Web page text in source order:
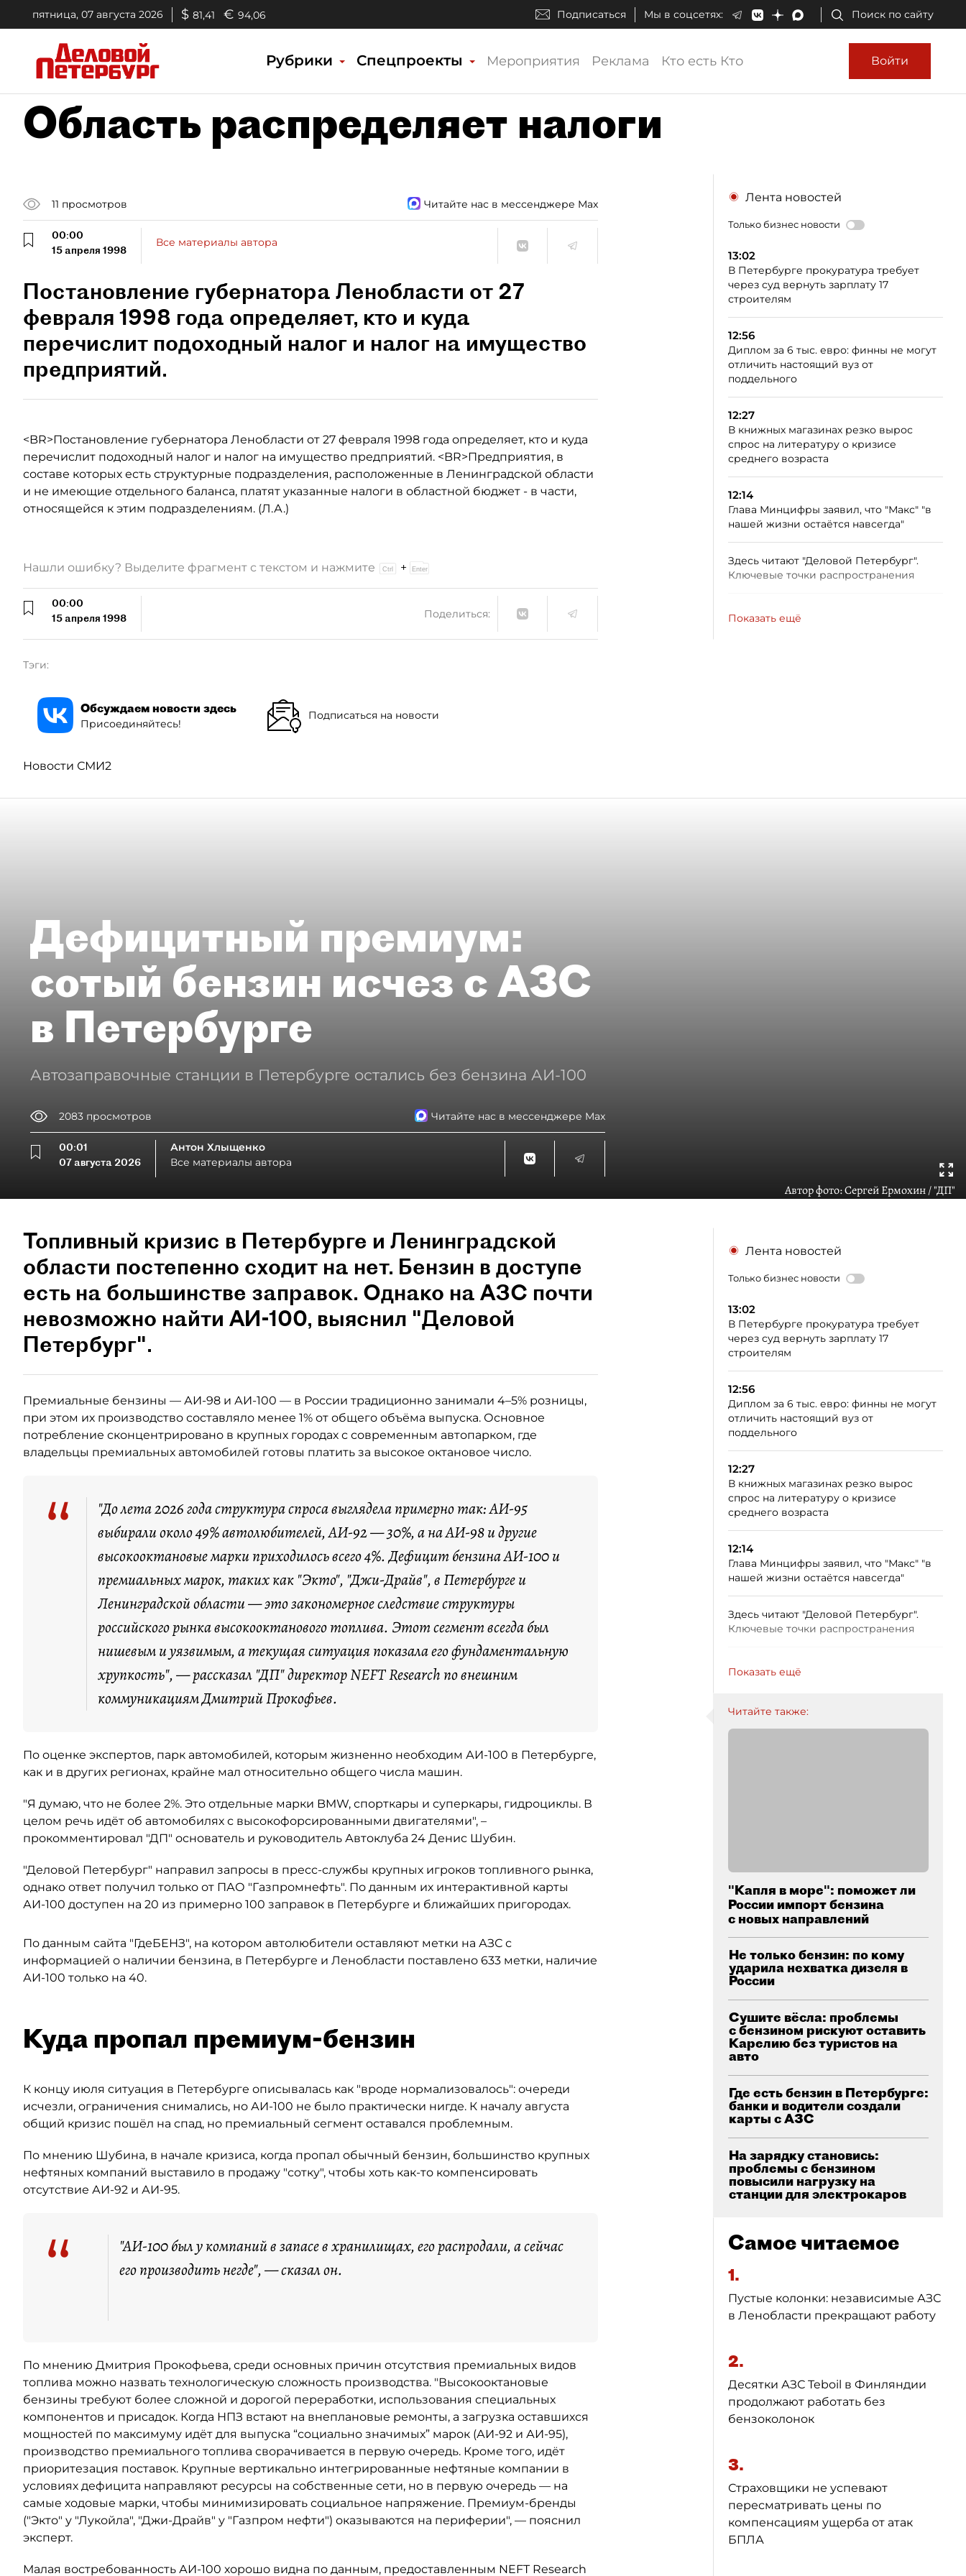
пятница, 07 августа 2026 $ 81,41 € 94,06 Подписаться Мы в соцсетях: Поиск по сайту
Рубрики Спецпроекты Мероприятия Реклама Кто есть Кто Войти
Область распределяет налоги
11 просмотров Читайте нас в мессенджере Max
00:00
15 апреля 1998
Все материалы автора
Постановление губернатора Ленобласти от 27
февраля 1998 года определяет, кто и куда
перечислит подоходный налог и налог на имущество
предприятий.
<BR>Постановление губернатора Ленобласти от 27 февраля 1998 года определяет, кто и куда
перечислит подоходный налог и налог на имущество предприятий. <BR>Предприятия, в
составе которых есть структурные подразделения, расположенные в Ленинградской области
и не имеющие отдельного баланса, платят указанные налоги в областной бюджет - в части,
относящейся к этим подразделениям. (Л.А.)
Лента новостей
Только бизнес новости
13:02
В Петербурге прокуратура требует
через суд вернуть зарплату 17
строителям
12:56
Диплом за 6 тыс. евро: финны не могут
отличить настоящий вуз от
поддельного
12:27
В книжных магазинах резко вырос
спрос на литературу о кризисе
среднего возраста
12:14
Глава Минцифры заявил, что "Макс" "в
нашей жизни остаётся навсегда"
Здесь читают "Деловой Петербург".
Ключевые точки распространения
Показать ещё
Нашли ошибку? Выделите фрагмент с текстом и нажмите +
00:00
15 апреля 1998
Поделиться:
Тэги:
Обсуждаем новости здесь
Присоединяйтесь!
Подписаться на новости
Новости СМИ2
Дефицитный премиум:
сотый бензин исчез с АЗС
в Петербурге
Автозаправочные станции в Петербурге остались без бензина АИ-100
2083 просмотров Читайте нас в мессенджере Max
00:01
07 августа 2026
Антон Хлыщенко
Все материалы автора
Автор фото:Сергей Ермохин / "ДП"
Топливный кризис в Петербурге и Ленинградской
области постепенно сходит на нет. Бензин в доступе
есть на большинстве заправок. Однако на АЗС почти
невозможно найти АИ-100, выяснил "Деловой
Петербург".
Премиальные бензины — АИ-98 и АИ-100 — в России традиционно занимали 4–5% розницы,
при этом их производство составляло менее 1% от общего объёма выпуска. Основное
потребление сконцентрировано в крупных городах с современным автопарком, где
владельцы премиальных автомобилей готовы платить за высокое октановое число.
“
"До лета 2026 года структура спроса выглядела примерно так: АИ-95
выбирали около 49% автолюбителей, АИ-92 — 30%, а на АИ-98 и другие
высокооктановые марки приходилось всего 4%. Дефицит бензина АИ-100 и
премиальных марок, таких как "Экто", "Джи-Драйв", в Петербурге и
Ленинградской области — это закономерное следствие структуры
российского рынка высокооктанового топлива. Этот сегмент всегда был
нишевым и уязвимым, а текущая ситуация показала его фундаментальную
хрупкость", — рассказал "ДП" директор NEFT Research по внешним
коммуникациям Дмитрий Прокофьев.
По оценке экспертов, парк автомобилей, которым жизненно необходим АИ-100 в Петербурге,
как и в других регионах, крайне мал относительно общего числа машин.
"Я думаю, что не более 2%. Это отдельные марки BMW, спорткары и суперкары, гидроциклы. В
целом речь идёт об автомобилях с высокофорсированными двигателями", –
прокомментировал "ДП" основатель и руководитель Автоклуба 24 Денис Шубин.
"Деловой Петербург" направил запросы в пресс-службы крупных игроков топливного рынка,
однако ответ получил только от ПАО "Газпромнефть". По данным их интерактивной карты
АИ-100 доступен на 20 из примерно 100 заправок в Петербурге и ближайших пригородах.
По данным сайта "ГдеБЕНЗ", на котором автолюбители оставляют метки на АЗС с
информацией о наличии бензина, в Петербурге и Ленобласти поставлено 633 метки, наличие
АИ-100 только на 40.
Куда пропал премиум-бензин
К концу июля ситуация в Петербурге описывалась как "вроде нормализовалось": очереди
исчезли, ограничения снимались, но АИ-100 не было практически нигде. К началу августа
общий кризис пошёл на спад, но премиальный сегмент оставался проблемным.
По мнению Шубина, в начале кризиса, когда пропал обычный бензин, большинство крупных
нефтяных компаний выставило в продажу "сотку", чтобы хоть как-то компенсировать
отсутствие АИ-92 и АИ-95.
“
"АИ-100 был у компаний в запасе в хранилищах, его распродали, а сейчас
его производить негде", — сказал он.
По мнению Дмитрия Прокофьева, среди основных причин отсутствия премиальных видов
топлива можно назвать технологическую сложность производства. "Высокооктановые
бензины требуют более сложной и дорогой переработки, использования специальных
компонентов и присадок. Когда НПЗ встают на внеплановые ремонты, а загрузка оставшихся
мощностей по максимуму идёт для выпуска “социально значимых” марок (АИ-92 и АИ-95),
производство премиального топлива сворачивается в первую очередь. Кроме того, идёт
приоритезация поставок. Крупные вертикально интегрированные нефтяные компании в
условиях дефицита направляют ресурсы на собственные сети, но в первую очередь — на
самые ходовые марки, чтобы минимизировать социальное напряжение. Премиум-бренды
("Экто" у "Лукойла", "Джи-Драйв" у "Газпром нефти") оказываются на периферии", — пояснил
эксперт.
Малая востребованность АИ-100 хорошо видна по данным, предоставленным NEFT Research
Лента новостей
Только бизнес новости
13:02
В Петербурге прокуратура требует
через суд вернуть зарплату 17
строителям
12:56
Диплом за 6 тыс. евро: финны не могут
отличить настоящий вуз от
поддельного
12:27
В книжных магазинах резко вырос
спрос на литературу о кризисе
среднего возраста
12:14
Глава Минцифры заявил, что "Макс" "в
нашей жизни остаётся навсегда"
Здесь читают "Деловой Петербург".
Ключевые точки распространения
Показать ещё
Читайте также:
"Капля в море": поможет ли
России импорт бензина
с новых направлений
Не только бензин: по кому
ударила нехватка дизеля в
России
Сушите вёсла: проблемы
с бензином рискуют оставить
Карелию без туристов на
авто
Где есть бензин в Петербурге:
банки и водители создали
карты с АЗС
На зарядку становись:
проблемы с бензином
повысили нагрузку на
станции для электрокаров
Самое читаемое
1.
Пустые колонки: независимые АЗС
в Ленобласти прекращают работу
2.
Десятки АЗС Teboil в Финляндии
продолжают работать без
бензоколонок
3.
Страховщики не успевают
пересматривать цены по
компенсациям ущерба от атак
БПЛА